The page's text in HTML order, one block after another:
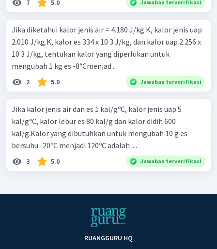
7 5.0 Jawaban terverifikasi
Jika diketahui kalor jenis air = 4.180 J/kg.K, kalor jenis uap
2.010 J/kg.K, kalor es 334 x 10 3 J/kg, dan kalor uap 2.256 x
10 3 J/kg, tentukan kalor yang diperlukan untuk
mengubah 1 kg es -8°Cmenjad...
2 5.0 Jawaban terverifikasi
Jika kalor jenis air dan es 1 kal/gºC, kalor jenis uap 5
kal/gºC, kalor lebur es 80 kal/g dan kalor didih 600
kal/g.Kalor yang dibutuhkan untuk mengubah 10 g es
bersuhu -20ºC menjadi 120ºC adalah ....
3 5.0 Jawaban terverifikasi
RUANGGURU HQ